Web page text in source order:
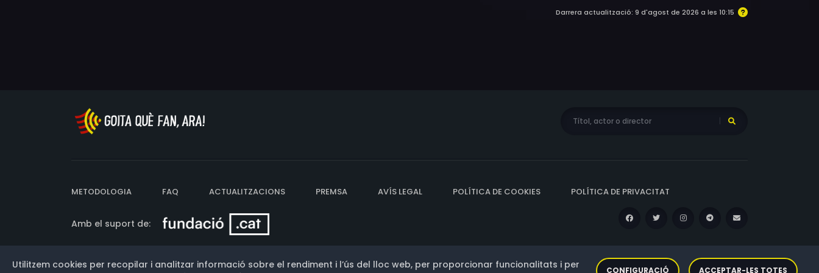
Darrera actualització: 9 d'agost de 2026 a les 10:15
METODOLOGIA FAQ ACTUALITZACIONS PREMSA AVÍS LEGAL POLÍTICA DE COOKIES POLÍTICA DE PRIVACITAT
Amb el suport de:
Utilitzem cookies per recopilar i analitzar informació sobre el rendiment i l’ús del lloc web, per proporcionar funcionalitats i per
CONFIGURACIÓ ACCEPTAR-LES TOTES